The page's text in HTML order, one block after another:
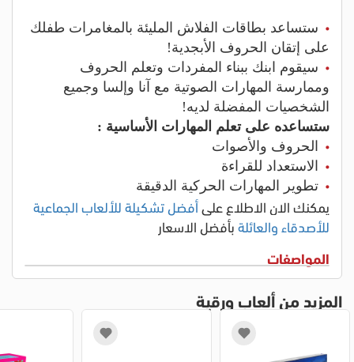
ستساعد بطاقات الفلاش المليئة بالمغامرات طفلك
على إتقان الحروف الأبجدية!
سيقوم ابنك ببناء المفردات وتعلم الحروف
وممارسة المهارات الصوتية مع آنا وإلسا وجميع
الشخصيات المفضلة لديه!
ستساعده على تعلم المهارات الأساسية :
الحروف والأصوات
الاستعداد للقراءة
تطوير المهارات الحركية الدقيقة
يمكنك الان الاطلاع علىأفضل تشكيلة للألعاب الجماعية
للأصدقاء والعائلةبأفضل الاسعار
المواصفات
المزيد من ألعاب ورقية